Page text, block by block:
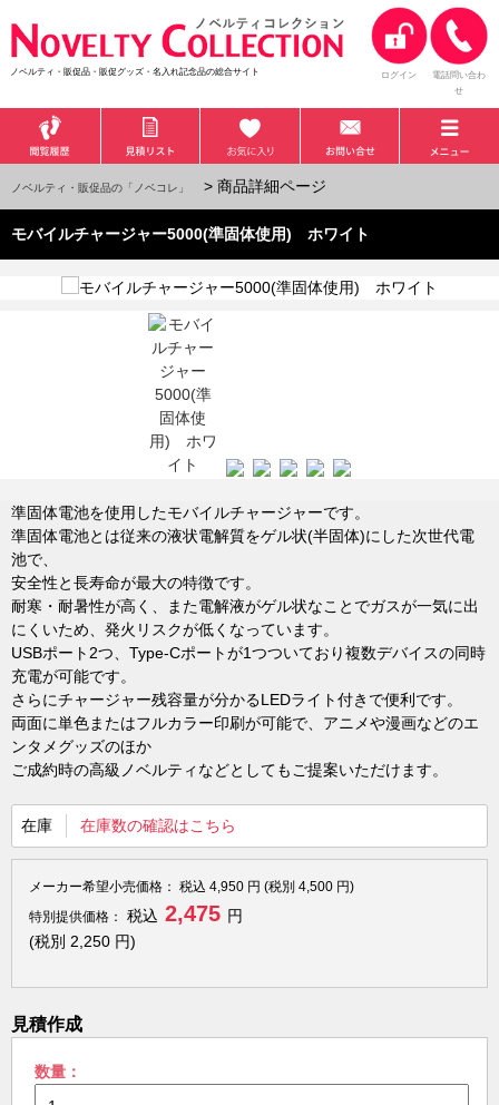
ノベルティ・販促品・販促グッズ・名入れ記念品の総合サイト ログイン
電話問い合わ
せ
ノベルティ・販促品の「ノベコレ」 > 商品詳細ページ
モバイルチャージャー5000(準固体使用) ホワイト
準固体電池を使用したモバイルチャージャーです。
準固体電池とは従来の液状電解質をゲル状(半固体)にした次世代電
池で、
安全性と長寿命が最大の特徴です。
耐寒・耐暑性が高く、また電解液がゲル状なことでガスが一気に出
にくいため、発火リスクが低くなっています。
USBポート2つ、Type-Cポートが1つついており複数デバイスの同時
充電が可能です。
さらにチャージャー残容量が分かるLEDライト付きで便利です。
両面に単色またはフルカラー印刷が可能で、アニメや漫画などのエ
ンタメグッズのほか
ご成約時の高級ノベルティなどとしてもご提案いただけます。
在庫 在庫数の確認はこちら
メーカー希望小売価格： 税込 4,950 円 (税別 4,500 円)
特別提供価格：
税込 2,475 円
(税別 2,250 円)
見積作成
数量：